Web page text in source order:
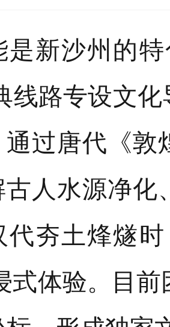
过唐代《敦
人水源净化
代夯土烽燧
式体验。目
，形成独家
护层面，新沙
200%的垃圾